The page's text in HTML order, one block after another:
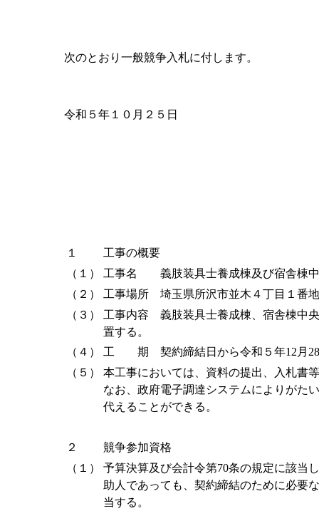
次のとおり一般競争入札に付します。
令和５年１０月２５日
１
工事の概要
（１）
工事名 義肢装具士養成棟及び宿舎棟中
（２）
工事場所 埼玉県所沢市並木４丁目１番地
（３）
工事内容 義肢装具士養成棟、宿舎棟中
置する。
（４）
工 期 契約締結日から令和５年12月28
（５）
本工事においては、資料の提出、入札書
なお、政府電子調達システムによりがた
代えることができる。
２
競争参加資格
（１）
予算決算及び会計令第70条の規定に該当
助人であっても、契約締結のために必要
当する。